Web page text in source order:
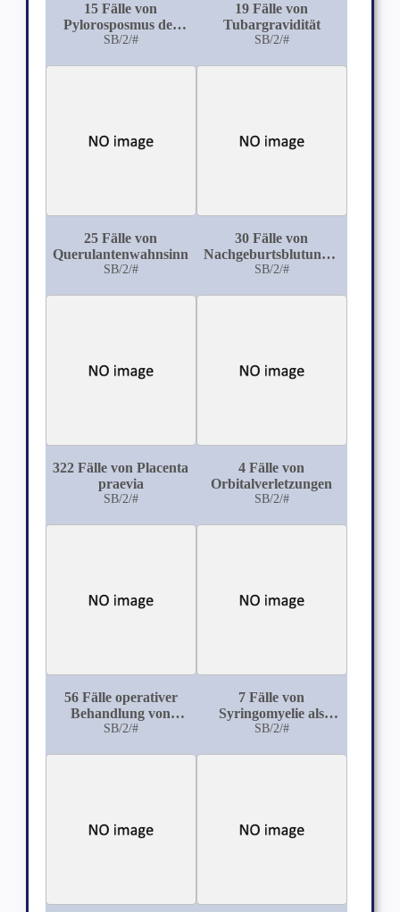
15 Fälle von
Pylorosposmus der
Säuglinge
SB/2/#
19 Fälle von
Tubargravidität
SB/2/#
25 Fälle von
Querulantenwahnsinn
SB/2/#
30 Fälle von
Nachgeburtsblutungen,
ihre Ursachen und
SB/2/#
322 Fälle von Placenta
praevia
SB/2/#
4 Fälle von
Orbitalverletzungen
SB/2/#
56 Fälle operativer
Behandlung von
Tubenerkrankungen
SB/2/#
7 Fälle von
Syringomyelie als
kasuistischer Beitrag
SB/2/#